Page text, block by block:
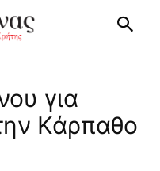
για
Κάρπαθο